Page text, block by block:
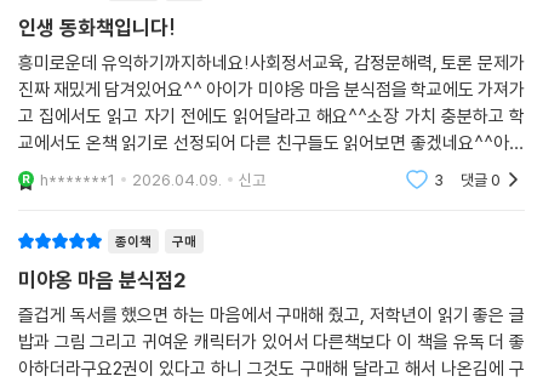
인생 동화책입니다!
흥미로운데 유익하기까지하네요!사회정서교육, 감정문해력, 토론 문제가
진짜 재밌게 담겨있어요^^ 아이가 미야옹 마음 분식점을 학교에도 가져가
고 집에서도 읽고 자기 전에도 읽어달라고 해요^^소장 가치 충분하고 학
교에서도 온책 읽기로 선정되어 다른 친구들도 읽어보면 좋겠네요^^아는
초등학교 선생님도 읽어보더니 너무 재밌다고 하더라고요.
h*******1 2026.04.09. 신고 3 댓글0
종이책 구매
미야옹 마음 분식점2
즐겁게 독서를 했으면 하는 마음에서 구매해 줬고, 저학년이 읽기 좋은 글
밥과 그림 그리고 귀여운 캐릭터가 있어서 다른책보다 이 책을 유독 더 좋
아하더라구요2권이 있다고 하니 그것도 구매해 달라고 해서 나온김에 구